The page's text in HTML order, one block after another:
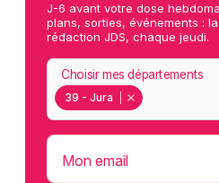
J-6 avant votre dose
plans, sorties, événements :
rédaction JDS, chaque jeudi.
39 - Jura
Choisir mes départements
Mon email